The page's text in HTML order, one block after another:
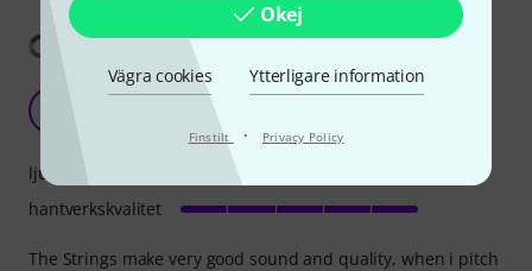
Okej
Vägra cookies Ytterligare information
Finstilt · Privacy Policy
Visa översättning
Very Good
Vixxes 09.09.2022
The Strings make very good sound and quality, when i pitch
ljud
hantverkskvalitet